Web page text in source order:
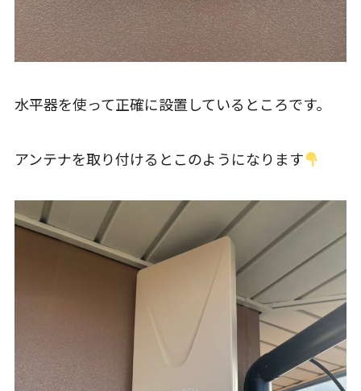
水平器を使って正確に設置しているところです。
アンテナを取り付けるとこのようになります